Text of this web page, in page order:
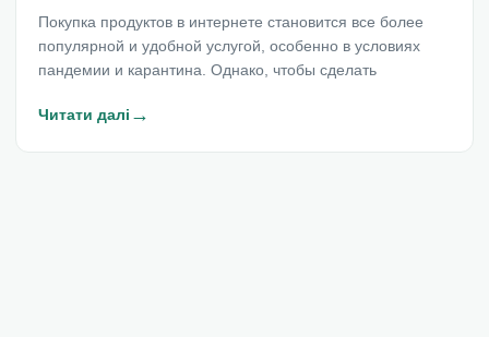
Покупка продуктов в интернете становится все более
популярной и удобной услугой, особенно в условиях
пандемии и карантина. Однако, чтобы сделать
Читати далі →